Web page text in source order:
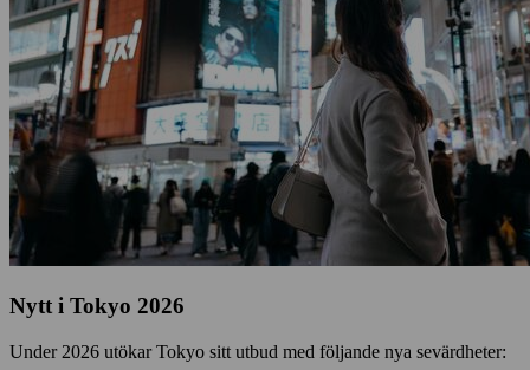
Nytt i Tokyo 2026
Under 2026 utökar Tokyo sitt utbud med följande nya sevärdheter: